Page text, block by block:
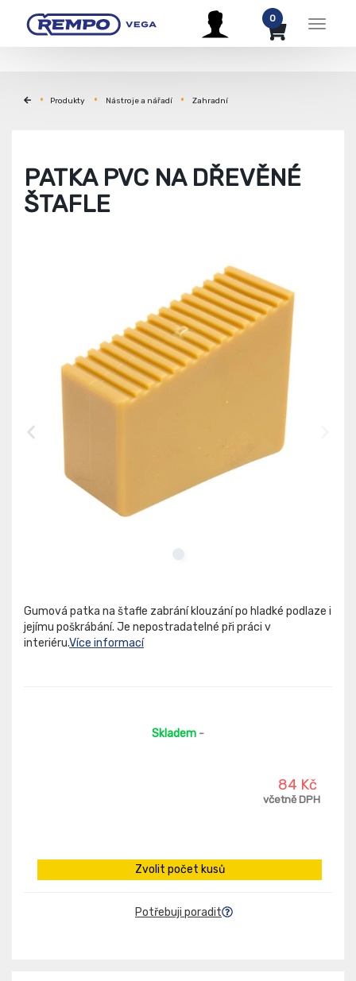
Menu
0
Produkty Nástroje a nářadí Zahradní
PATKA PVC NA DŘEVĚNÉ
ŠTAFLE
Gumová patka na štafle zabrání klouzání po hladké podlaze i
jejímu poškrábání. Je nepostradatelné při práci v
interiéru.Více informací
Skladem -
84 Kč
včetně DPH
Zvolit počet kusů
Potřebuji poradit